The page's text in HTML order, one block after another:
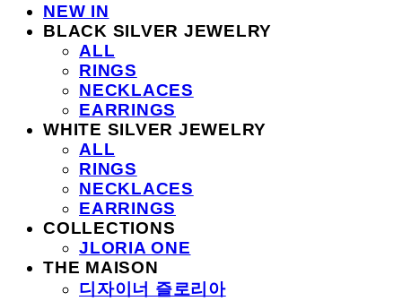
NEW IN
BLACK SILVER JEWELRY
ALL
RINGS
NECKLACES
EARRINGS
WHITE SILVER JEWELRY
ALL
RINGS
NECKLACES
EARRINGS
COLLECTIONS
JLORIA ONE
THE MAISON
디자이너 즐로리아